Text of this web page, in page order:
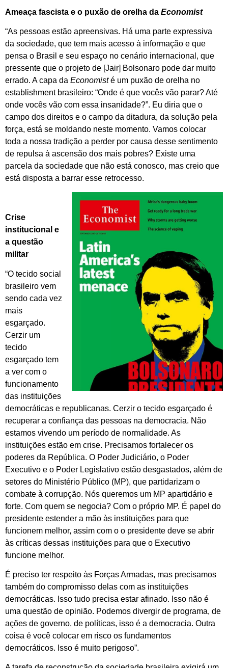
Ameaça fascista e o puxão de orelha da Economist
“As pessoas estão apreensivas. Há uma parte expressiva
da sociedade, que tem mais acesso à informação e que
pensa o Brasil e seu espaço no cenário internacional, que
pressente que o projeto de [Jair] Bolsonaro pode dar muito
errado. A capa da Economisté um puxão de orelha no
establishment brasileiro: “Onde é que vocês vão parar? Até
onde vocês vão com essa insanidade?”. Eu diria que o
campo dos direitos e o campo da ditadura, da solução pela
força, está se moldando neste momento. Vamos colocar
toda a nossa tradição a perder por causa desse sentimento
de repulsa à ascensão dos mais pobres? Existe uma
parcela da sociedade que não está conosco, mas creio que
está disposta a barrar esse retrocesso.
Crise
institucional e
a questão
militar
“O tecido social
brasileiro vem
sendo cada vez
mais
esgarçado.
Cerzir um
tecido
esgarçado tem
a ver com o
funcionamento
das instituições
democráticas e republicanas. Cerzir o tecido esgarçado é
recuperar a confiança das pessoas na democracia. Não
estamos vivendo um período de normalidade. As
instituições estão em crise. Precisamos fortalecer os
poderes da República. O Poder Judiciário, o Poder
Executivo e o Poder Legislativo estão desgastados, além de
setores do Ministério Público (MP), que partidarizam o
combate à corrupção. Nós queremos um MP apartidário e
forte. Com quem se negocia? Com o próprio MP. É papel do
presidente estender a mão às instituições para que
funcionem melhor, assim com o o presidente deve se abrir
às críticas dessas instituições para que o Executivo
funcione melhor.
É preciso ter respeito às Forças Armadas, mas precisamos
também do compromisso delas com as instituições
democráticas. Isso tudo precisa estar afinado. Isso não é
uma questão de opinião. Podemos divergir de programa, de
ações de governo, de políticas, isso é a democracia. Outra
coisa é você colocar em risco os fundamentos
democráticos. Isso é muito perigoso”.